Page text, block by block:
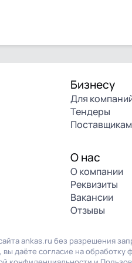
Бизнесу
Для
Тендеры
Поставщикам
О нас
О компании
Реквизиты
Вакансии
Отзывы
ankas.ru без разрешения
даёте согласие на обработку